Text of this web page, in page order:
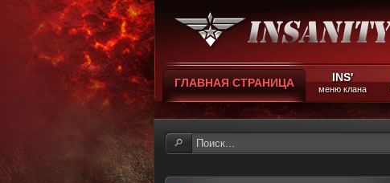
ГЛАВНАЯ СТРАНИЦА INS'
меню клана